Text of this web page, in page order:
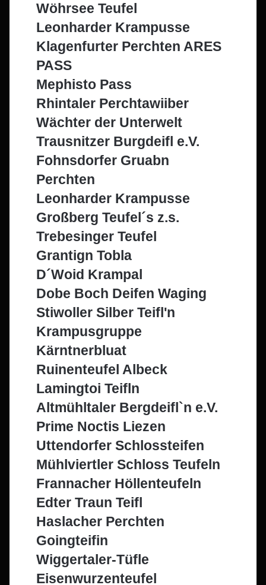
Wöhrsee Teufel
Leonharder Krampusse
Klagenfurter Perchten ARES
PASS
Mephisto Pass
Rhintaler Perchtawiiber
Wächter der Unterwelt
Trausnitzer Burgdeifl e.V.
Fohnsdorfer Gruabn
Perchten
Leonharder Krampusse
Großberg Teufel´s z.s.
Trebesinger Teufel
Grantign Tobla
D´Woid Krampal
Dobe Boch Deifen Waging
Stiwoller Silber Teifl'n
Krampusgruppe
Kärntnerbluat
Ruinenteufel Albeck
Lamingtoi Teifln
Altmühltaler Bergdeifl`n e.V.
Prime Noctis Liezen
Uttendorfer Schlossteifen
Mühlviertler Schloss Teufeln
Frannacher Höllenteufeln
Edter Traun Teifl
Haslacher Perchten
Goingteifin
Wiggertaler-Tüfle
Eisenwurzenteufel